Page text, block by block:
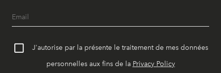
J'autorise par la présente le traitement de mes données
personnelles aux fins de la Privacy Policy